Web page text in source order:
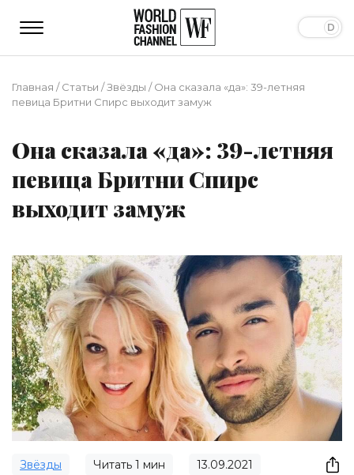
Главная /Статьи /Звёзды /Она сказала «да»: 39-летняя
певица Бритни Спирс выходит замуж
Она сказала «да»: 39-летняя
певица Бритни Спирс
выходит замуж
Звёзды Читать 1 мин 13.09.2021